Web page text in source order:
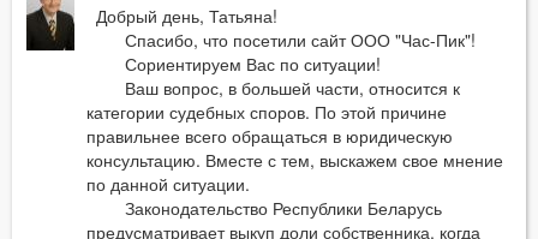
Добрый день, Татьяна!
Спасибо, что посетили сайт ООО "Час-Пик"!
Сориентируем Вас по ситуации!
Ваш вопрос, в большей части, относится к
категории судебных споров. По этой причине
правильнее всего обращаться в юридическую
консультацию. Вместе с тем, выскажем свое мнение
по данной ситуации.
Законодательство Республики Беларусь
предусматривает выкуп доли собственника, когда